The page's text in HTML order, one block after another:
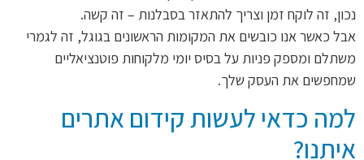
נכון, זה לוקח זמן וצריך להתאזר בסבלנות – זה קשה.
אבל כאשר אנו כובשים את המקומות הראשונים בגוגל, זה לגמרי
משתלם ומספק פניות על בסיס יומי מלקוחות פוטנציאליים
שמחפשים את העסק שלך.
למה כדאי לעשות קידום אתרים
איתנו?